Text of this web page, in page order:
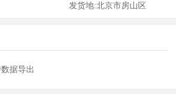
发货地:北京市房山区
据导出